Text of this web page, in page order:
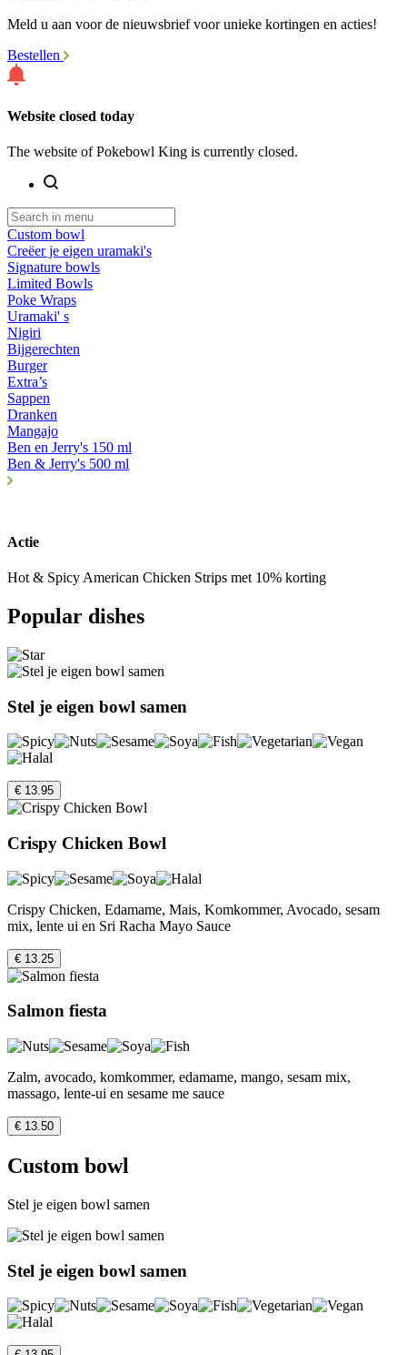
Meld u aan voor de nieuwsbrief voor unieke kortingen en acties!
Bestellen
Website closed today
The website of Pokebowl King is currently closed.
Custom bowl
Creëer je eigen uramaki's
Signature bowls
Limited Bowls
Poke Wraps
Uramaki' s
Nigiri
Bijgerechten
Burger
Extra’s
Sappen
Dranken
Mangajo
Ben en Jerry's 150 ml
Ben & Jerry's 500 ml
Actie
Hot & Spicy American Chicken Strips met 10% korting
Popular dishes
Stel je eigen bowl samen
€ 13.95
Crispy Chicken Bowl
Crispy Chicken, Edamame, Mais, Komkommer, Avocado, sesam
mix, lente ui en Sri Racha Mayo Sauce
€ 13.25
Salmon fiesta
Zalm, avocado, komkommer, edamame, mango, sesam mix,
massago, lente-ui en sesame me sauce
€ 13.50
Custom bowl
Stel je eigen bowl samen
Stel je eigen bowl samen